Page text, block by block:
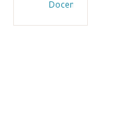
Docenten